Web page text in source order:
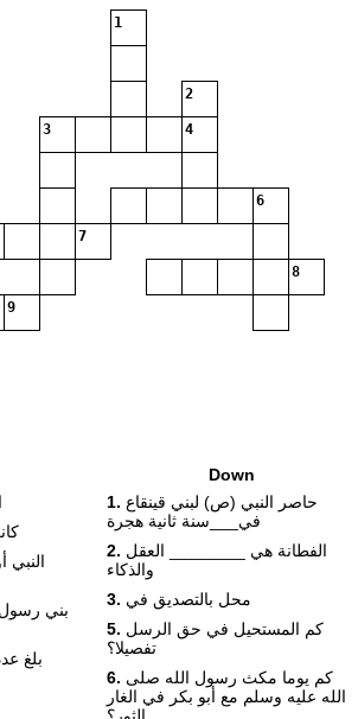
1
2
3 4
6
7
8
9
Down
1.
في___سنة ثانية هجرة
2.
والذكاء
3. محل بالتصديق في
5.
تفصيلا؟
6.
الله عليه وسلم مع أبو بكر في الغار